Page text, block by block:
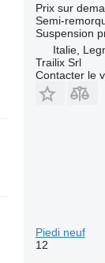
Prix sur
Semi-
Suspension
Italie,
Trailix Srl
Contacter le
Piedi neuf
12